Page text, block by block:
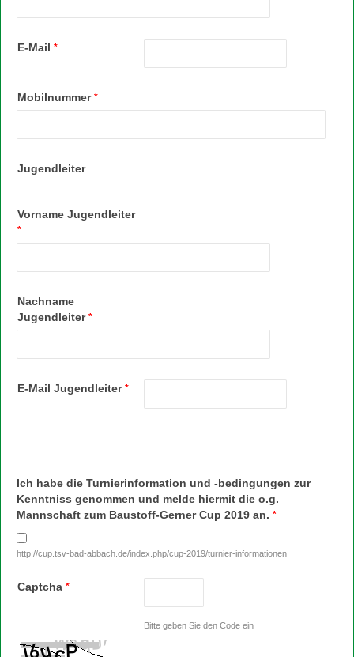
E-Mail *
Mobilnummer *
Jugendleiter
Vorname Jugendleiter
*
Nachname
Jugendleiter *
E-Mail Jugendleiter *
Ich habe die Turnierinformation und -bedingungen zur
Kenntniss genommen und melde hiermit die o.g.
Mannschaft zum Baustoff-Gerner Cup 2019 an. *
http://cup.tsv-bad-abbach.de/index.php/cup-2019/turnier-informationen
Captcha *
Bitte geben Sie den Code ein